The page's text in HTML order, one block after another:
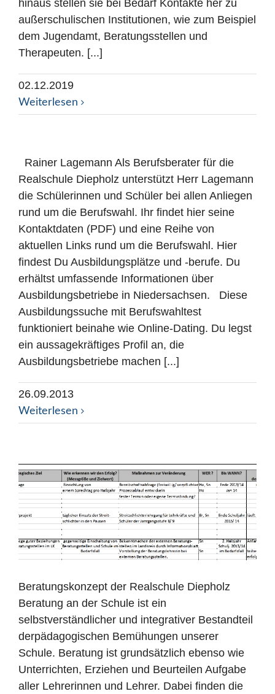
hinaus stellen sie bei Bedarf Kontakte her zu
außerschulischen Institutionen, wie zum Beispiel
dem Jugendamt, Beratungsstellen und
Therapeuten. [...]
02.12.2019
Weiterlesen
Rainer Lagemann Als Berufsberater für die
Realschule Diepholz unterstützt Herr Lagemann
die Schülerinnen und Schüler bei allen Anliegen
rund um die Berufswahl. Ihr findet hier seine
Kontaktdaten (PDF) und eine Reihe von
aktuellen Links rund um die Berufswahl. Hier
findest Du Ausbildungsplätze und -berufe. Du
erhältst umfassende Informationen über
Ausbildungsbetriebe in Niedersachsen. Diese
Ausbildungssuche mit Berufswahltest
funktioniert beinahe wie Online-Dating. Du legst
ein aussagekräftiges Profil an, die
Ausbildungsbetriebe machen [...]
26.09.2013
Weiterlesen
Beratungskonzept der Realschule Diepholz
Beratung an der Schule ist ein
selbstverständlicher und integrativer Bestandteil
derpädagogischen Bemühungen unserer
Schule. Beratung ist grundsätzlich ebenso wie
Unterrichten, Erziehen und Beurteilen Aufgabe
aller Lehrerinnen und Lehrer. Dabei finden die